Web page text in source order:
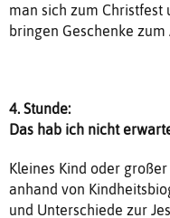
man sich zum Christfest
bringen Geschenke zum
4. Stunde:
Das hab ich nicht
Kleines Kind oder
anhand von
und Unterschiede zur